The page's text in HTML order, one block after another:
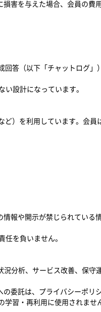
害を与えた場合、会員の費
答（以下「チャットログ」
い設計になっています。
）を利用しています。会員
報や開示が禁じられている
任を負いません。
況分析、サービス改善、保守
委託は、プライバシーポリ
習・再利用に使用されませ